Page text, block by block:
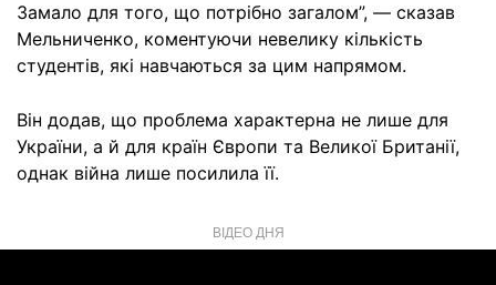
Замало для того, що потрібно загалом”, — сказав
Мельниченко, коментуючи невелику кількість
студентів, які навчаються за цим напрямом.
Він додав, що проблема характерна не лише для
України, а й для країн Європи та Великої Британії,
однак війна лише посилила її.
ВІДЕО ДНЯ